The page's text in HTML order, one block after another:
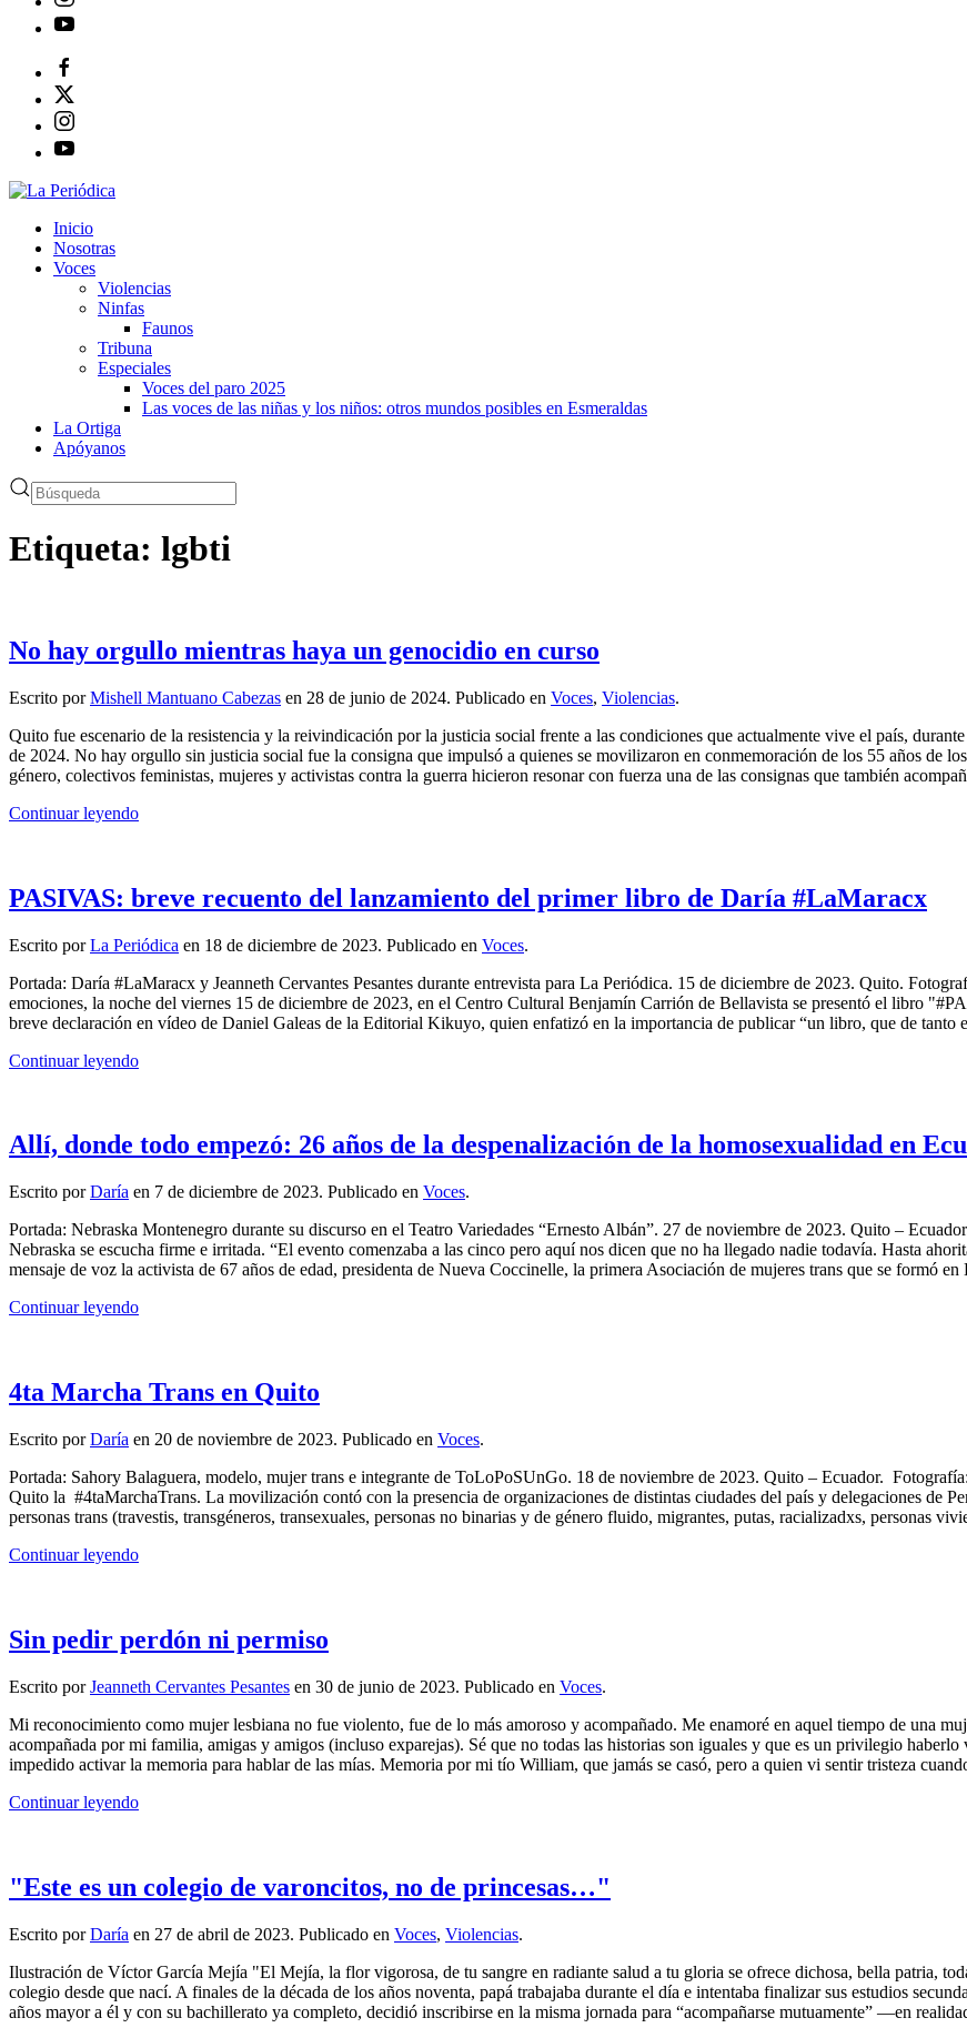
Inicio
Nosotras
Voces
Violencias
Ninfas
Faunos
Tribuna
Especiales
Voces del paro 2025
Las voces de las niñas y los niños: otros mundos posibles en Esmeraldas
La Ortiga
Apóyanos
Etiqueta: lgbti
No hay orgullo mientras haya un genocidio en curso
Escrito porMishell Mantuano Cabezas en 28 de junio de 2024. Publicado en Voces, Violencias.
Quito fue escenario de la resistencia y la reivindicación por la justicia social frente a las condiciones que actualmente vive el país,
de 2024. No hay orgullo sin justicia social fue la consigna que impulsó a quienes se movilizaron en conmemoración de los 55 años de
género, colectivos feministas, mujeres y activistas contra la guerra hicieron resonar con fuerza una de las consignas que también
Continuar leyendo
PASIVAS: breve recuento del lanzamiento del primer libro de Daría #LaMaracx
Escrito porLa Periódica en 18 de diciembre de 2023. Publicado en Voces.
Portada: Daría #LaMaracx y Jeanneth Cervantes Pesantes durante entrevista para La Periódica. 15 de diciembre de 2023. Quito.
emociones, la noche del viernes 15 de diciembre de 2023, en el Centro Cultural Benjamín Carrión de Bellavista se presentó el libro
breve declaración en vídeo de Daniel Galeas de la Editorial Kikuyo, quien enfatizó en la importancia de publicar “un libro, que de tanto
Continuar leyendo
Allí, donde todo empezó: 26 años de la despenalización de la homosexualidad en
Escrito porDaría en 7 de diciembre de 2023. Publicado en Voces.
Portada: Nebraska Montenegro durante su discurso en el Teatro Variedades “Ernesto Albán”. 27 de noviembre de 2023. Quito –
Nebraska se escucha firme e irritada. “El evento comenzaba a las cinco pero aquí nos dicen que no ha llegado nadie todavía. Hasta
mensaje de voz la activista de 67 años de edad, presidenta de Nueva Coccinelle, la primera Asociación de mujeres trans que se formó en
Continuar leyendo
4ta Marcha Trans en Quito
Escrito porDaría en 20 de noviembre de 2023. Publicado en Voces.
Portada: Sahory Balaguera, modelo, mujer trans e integrante de ToLoPoSUnGo. 18 de noviembre de 2023. Quito – Ecuador.
Quito la #4taMarchaTrans. La movilización contó con la presencia de organizaciones de distintas ciudades del país y delegaciones de
personas trans (travestis, transgéneros, transexuales, personas no binarias y de género fluido, migrantes, putas, racializadxs, personas
Continuar leyendo
Sin pedir perdón ni permiso
Escrito porJeanneth Cervantes Pesantes en 30 de junio de 2023. Publicado en Voces.
Mi reconocimiento como mujer lesbiana no fue violento, fue de lo más amoroso y acompañado. Me enamoré en aquel tiempo de una
acompañada por mi familia, amigas y amigos (incluso exparejas). Sé que no todas las historias son iguales y que es un privilegio
impedido activar la memoria para hablar de las mías. Memoria por mi tío William, que jamás se casó, pero a quien vi sentir tristeza
Continuar leyendo
"Este es un colegio de varoncitos, no de princesas…"
Escrito porDaría en 27 de abril de 2023. Publicado en Voces, Violencias.
Ilustración de Víctor García Mejía "El Mejía, la flor vigorosa, de tu sangre en radiante salud a tu gloria se ofrece dichosa, bella patria,
colegio desde que nací. A finales de la década de los años noventa, papá trabajaba durante el día e intentaba finalizar sus estudios
años mayor a él y con su bachillerato ya completo, decidió inscribirse en la misma jornada para “acompañarse mutuamente” —en